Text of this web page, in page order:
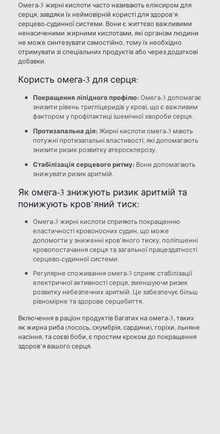
Омега-3 жирні кислоти часто називають еліксиром для
серця, завдяки їх неймовірній користі для здоров’я
серцево-судинної системи. Вони є життєво важливими
ненасиченими жирними кислотами, які організм людини
не може синтезувати самостійно, тому їх необхідно
отримувати зі спеціальних продуктів або через додаткові
добавки.
Користь омега-3 для серця:
Покращення ліпідного профілю: Омега-3 допомагає
знизити рівень тригліцеридів у крові, що є важливим
фактором у профілактиці ішемічної хвороби серця.
Протизапальна дія: Жирні кислоти омега-3 мають
потужні протизапальні властивості, які допомагають
знизити ризик розвитку атеросклерозу.
Стабілізація серцевого ритму: Вони допомагають
знижувати ризик аритмій.
Як омега-3 знижують ризик аритмій та
понижують кров’яний тиск:
Омега-3 жирні кислоти сприяють покращенню
еластичності кровоносних судин, що може
допомогти у зниженні кров’яного тиску, поліпшенні
кровопостачання серця та загальної працездатності
серцево-судинної системи.
Регулярне споживання омега-3 сприяє стабілізації
електричної активності серця, зменшуючи ризик
розвитку небезпечних аритмій. Це забезпечує більш
рівномірне та здорове серцебиття.
Включення в раціон продуктів багатих на омега-3, таких
як жирна риба (лосось, скумбрія, сардини), горіхи, льняне
насіння, та соєві боби, є простим кроком до покращення
здоров’я вашого серця.